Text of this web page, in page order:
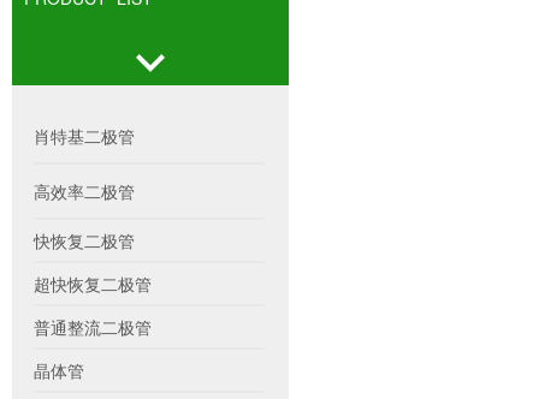
肖特基二极管
高效率二极管
快恢复二极管
超快恢复二极管
普通整流二极管
晶体管